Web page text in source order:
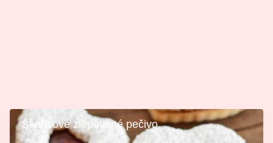
Škoricové zlepované pečivo